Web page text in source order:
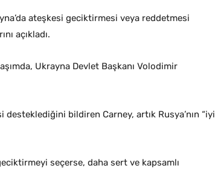
ateşkesi geciktirmesi veya reddetmesi
açıkladı.
Ukrayna Devlet Başkanı Volodimir
desteklediğini bildiren Carney, artık Rusya’nın “iyi
seçerse, daha sert ve kapsamlı